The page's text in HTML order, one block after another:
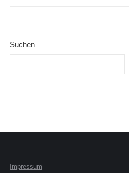
Suchen
Impressum